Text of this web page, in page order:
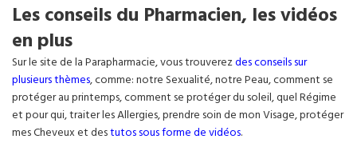
Les conseils du Pharmacien, les vidéos
en plus
Sur le site de la Parapharmacie, vous trouverezdes conseils sur
plusieurs thèmes, comme: notre Sexualité, notre Peau, comment se
protéger au printemps, comment se protéger du soleil, quel Régime
et pour qui, traiter les Allergies, prendre soin de mon Visage, protéger
mes Cheveux et destutos sous forme de vidéos.